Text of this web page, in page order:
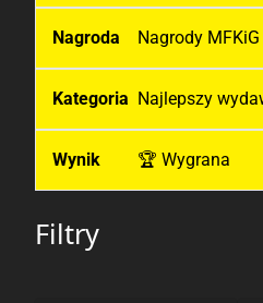
Nagrody
Najlepszy
🏆 Wygrana
Filtry